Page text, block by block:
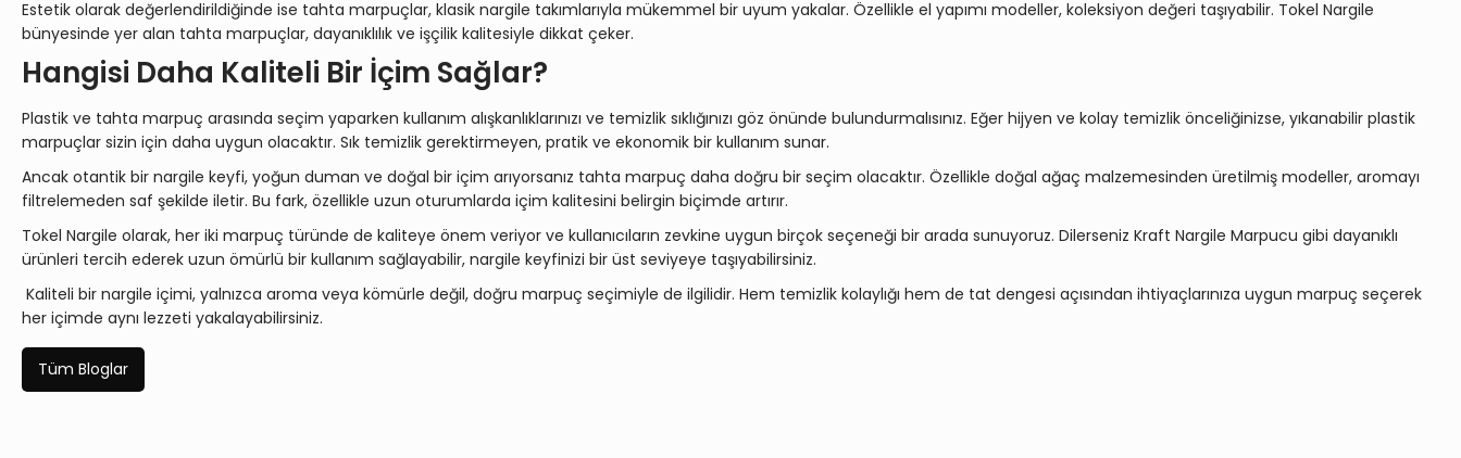
Estetik olarak değerlendirildiğinde ise tahta marpuçlar, klasik nargile takımlarıyla mükemmel bir uyum yakalar. Özellikle el yapımı modeller, koleksiyon değeri taşıyabilir. Tokel Nargile
bünyesinde yer alan tahta marpuçlar, dayanıklılık ve işçilik kalitesiyle dikkat çeker.
Hangisi Daha Kaliteli Bir İçim Sağlar?
Plastik ve tahta marpuç arasında seçim yaparken kullanım alışkanlıklarınızı ve temizlik sıklığınızı göz önünde bulundurmalısınız. Eğer hijyen ve kolay temizlik önceliğinizse, yıkanabilir plastik
marpuçlar sizin için daha uygun olacaktır. Sık temizlik gerektirmeyen, pratik ve ekonomik bir kullanım sunar.
Ancak otantik bir nargile keyfi, yoğun duman ve doğal bir içim arıyorsanız tahta marpuç daha doğru bir seçim olacaktır. Özellikle doğal ağaç malzemesinden üretilmiş modeller, aromayı
filtrelemeden saf şekilde iletir. Bu fark, özellikle uzun oturumlarda içim kalitesini belirgin biçimde artırır.
Tokel Nargile olarak, her iki marpuç türünde de kaliteye önem veriyor ve kullanıcıların zevkine uygun birçok seçeneği bir arada sunuyoruz. Dilerseniz Kraft Nargile Marpucu gibi dayanıklı
ürünleri tercih ederek uzun ömürlü bir kullanım sağlayabilir, nargile keyfinizi bir üst seviyeye taşıyabilirsiniz.
Kaliteli bir nargile içimi, yalnızca aroma veya kömürle değil, doğru marpuç seçimiyle de ilgilidir. Hem temizlik kolaylığı hem de tat dengesi açısından ihtiyaçlarınıza uygun marpuç seçerek
her içimde aynı lezzeti yakalayabilirsiniz.
Tüm Bloglar